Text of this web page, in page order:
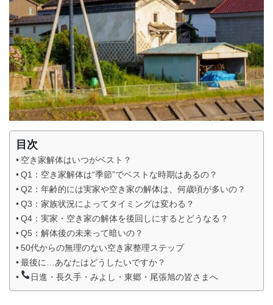
目次
空き家解体はいつがベスト？
Q1：空き家解体は“季節”でベストな時期はあるの？
Q2：年齢的には実家や空き家の解体は、何歳頃が多いの？
Q3：家族状況によってタイミングは変わる？
Q4：実家・空き家の解体を後回しにするとどうなる？
Q5：解体後の未来って暗いの？
50代からの無理のない空き家整理ステップ
最後に…あなたはどうしたいですか？
日進・長久手・みよし・東郷・尾張旭の皆さまへ